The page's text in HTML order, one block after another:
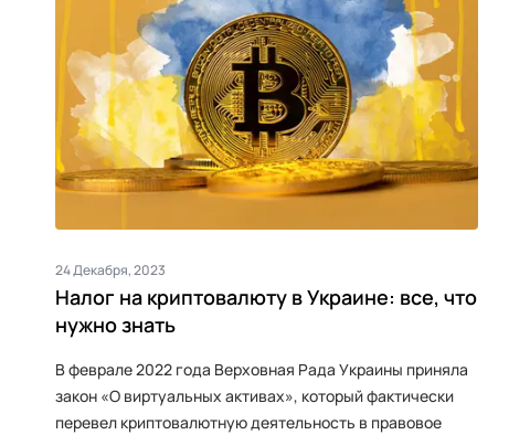
24 Декабря, 2023
Налог на криптовалюту в Украине: все, что
нужно знать
В феврале 2022 года Верховная Рада Украины приняла
закон «О виртуальных активах», который фактически
перевел криптовалютную деятельность в правовое